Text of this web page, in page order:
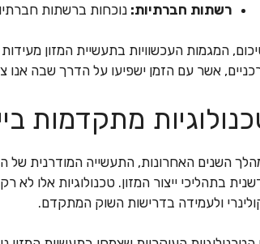
רשתות חברתיות: נוכחות ברשתות
המגמות העכשוויות בתעשיית המזון
אשר עם הזמן ישפיעו על הדרך שבה אנו
מתקדמות
השנים האחרונות, התעשייה המודרנית של
בתהליכי ייצור המזון. טכנולוגיות אלו
ולעמידה בדרישות השוק המתקדם.